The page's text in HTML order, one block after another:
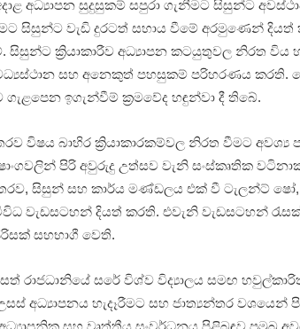
අධ්‍යාපන සුදුසුකම් සපුරා ගැනීමට සිසුන්ට
සිසුන්ට වැඩි දුරටත් සහාය වීමේ අරමුණෙන් දියත්
ක්‍රියාකාරීව අධ්‍යාපන කටයුතුවල නිරත විය
සහ අනෙකුත් පහසුකම් පරිහරණය කරති.
ඉගැන්වීම් ක්‍රමවේද හඳුන්වා දී තිබේ.
විෂය බාහිර ක්‍රියාකාරකම්වල නිරත වීමට අවශ්‍ය
පිරි අවුරුදු උත්සව වැනි සංස්කෘතික
සිසුන් සහ කාර්ය මණ්ඩලය එක් වී ටැලන්ට්
වැඩසටහන් දියත් කරති. එවැනි වැඩසටහන් රැසක්
සහභාගී වෙති.
රාජධානියේ සරේ විශ්ව විද්‍යාලය සමඟ
අධ්‍යාපනය හැදෑරීමට සහ ජාත්‍යන්තර වශයෙන්
සහ වෘත්තීය සංවර්ධනය පිළිබඳව ප්‍රමුඛ